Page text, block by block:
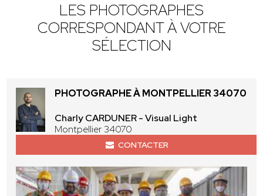
LES PHOTOGRAPHES
CORRESPONDANT À VOTRE
SÉLECTION
PHOTOGRAPHE À MONTPELLIER 34070
Charly CARDUNER - Visual Light
Montpellier 34070
CONTACTER